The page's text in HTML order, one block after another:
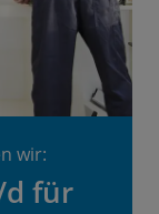
wir:
für